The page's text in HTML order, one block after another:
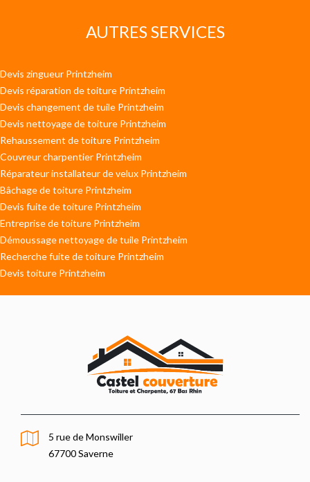
AUTRES SERVICES
Devis zingueur Printzheim
Devis réparation de toiture Printzheim
Devis changement de tuile Printzheim
Devis nettoyage de toiture Printzheim
Rehaussement de toiture Printzheim
Couvreur charpentier Printzheim
Réparateur installateur de velux Printzheim
Bâchage de toiture Printzheim
Devis fuite de toiture Printzheim
Entreprise de toiture Printzheim
Démoussage nettoyage de tuile Printzheim
Recherche fuite de toiture Printzheim
Devis toiture Printzheim
5 rue de Monswiller
67700 Saverne